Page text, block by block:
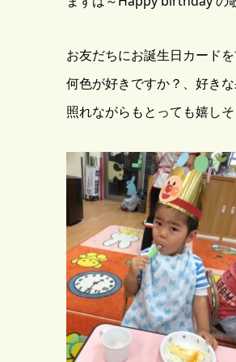
お友だちにお誕生日カード
何色が好きですか？、好き
照れながらもとっても嬉し